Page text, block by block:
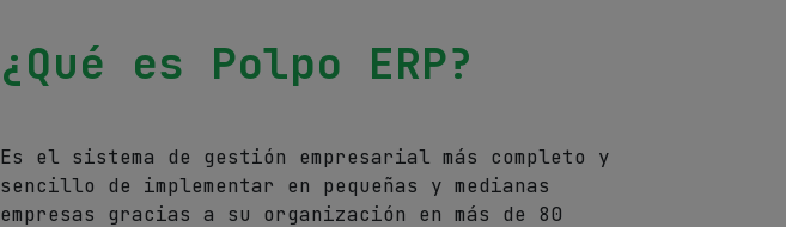
¿Qué es Polpo ERP?
​Es el sistema de gestión empresarial más completo y
sencillo de implementar en pequeñas y medianas
empresas gracias a su organización en más de 80